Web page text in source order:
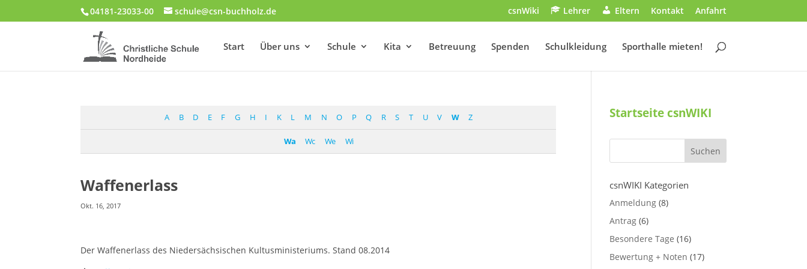
04181-23033-00 schule@csn-buchholz.de csnWiki Lehrer Eltern Kontakt Anfahrt
Start Über uns Schule Kita Betreuung Spenden Schulkleidung Sporthalle mieten!
A B D E F G H I K L M N O P Q R S T U V W Z
Wa Wc We Wi
Waffenerlass
Okt. 16, 2017
Der Waffenerlass des Niedersächsischen Kultusministeriums. Stand 08.2014
Startseite csnWIKI
csnWIKI Kategorien
Anmeldung (8)
Antrag (6)
Besondere Tage (16)
Bewertung + Noten (17)